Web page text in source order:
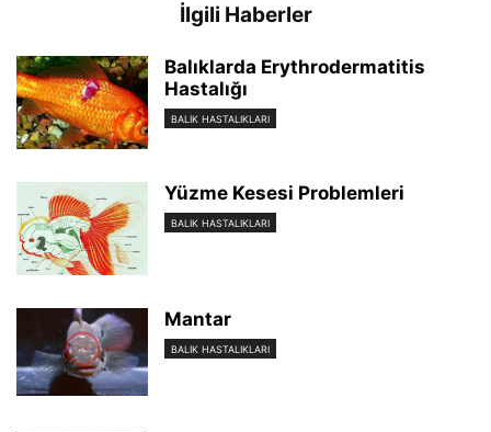
İlgili Haberler
Balıklarda Erythrodermatitis
Hastalığı
BALIK HASTALIKLARI
Yüzme Kesesi Problemleri
BALIK HASTALIKLARI
Mantar
BALIK HASTALIKLARI